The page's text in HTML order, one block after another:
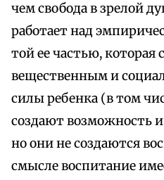
чем свобода в зрелой
работает над
той ее частью, которая
вещественным и
силы ребенка (в том
создают возможность
но они не создаются
смысле воспитание